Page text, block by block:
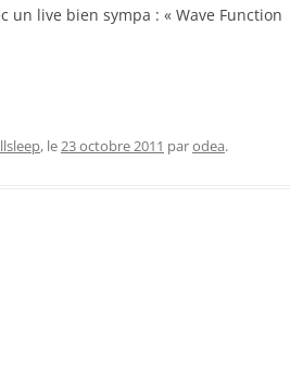
un live bien sympa : « Wave Function
, le23 octobre 2011 parodea.